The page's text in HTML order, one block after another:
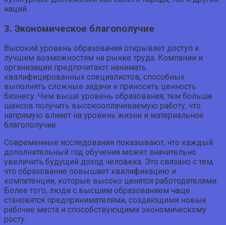
наций.
3. Экономическое благополучие
Высокий уровень образования открывает доступ к
лучшим возможностям на рынке труда. Компании и
организации предпочитают нанимать
квалифицированных специалистов, способных
выполнять сложные задачи и приносить ценность
бизнесу. Чем выше уровень образования, тем больше
шансов получить высокооплачиваемую работу, что
напрямую влияет на уровень жизни и материальное
благополучие.
Современные исследования показывают, что каждый
дополнительный год обучения может значительно
увеличить будущий доход человека. Это связано с тем,
что образование повышает квалификацию и
компетенции, которые высоко ценятся работодателями.
Более того, люди с высшим образованием чаще
становятся предпринимателями, создающими новые
рабочие места и способствующими экономическому
росту.